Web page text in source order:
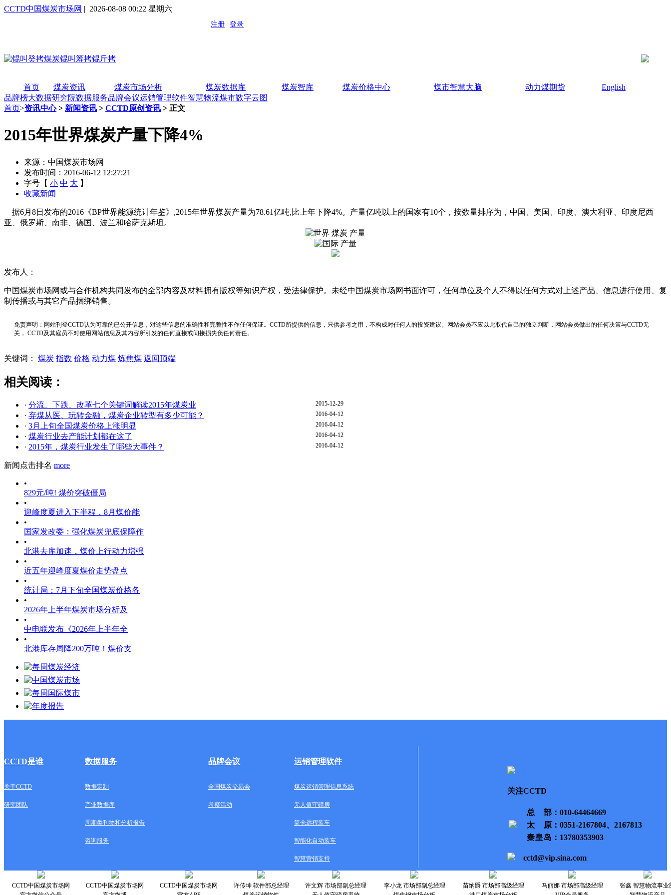
CCTD中国煤炭市场网 | 2026-08-08 00:22 星期六
首页 煤炭资讯 煤炭市场分析 煤炭数据库 煤炭智库 煤炭价格中心 煤市智慧大脑 动力煤期货
English
品牌榜大数据研究院数据服务品牌会议运销管理软件智慧物流煤市数字云图
首页>资讯中心> 新闻资讯 > CCTD原创资讯 > 正文
2015年世界煤炭产量下降4%
来源：中国煤炭市场网
发布时间：2016-06-12 12:27:21
字号【 小 中 大 】
收藏新闻
据6月8日发布的2016《BP世界能源统计年鉴》,2015年世界煤炭产量为78.61亿吨,比上年下降4%。产量亿吨以上的国家有10个，按数量排序为，中国、美国、印度、澳大利亚、印度尼西
亚、俄罗斯、南非、德国、波兰和哈萨克斯坦。
发布人：
中国煤炭市场网或与合作机构共同发布的全部内容及材料拥有版权等知识产权，受法律保护。未经中国煤炭市场网书面许可，任何单位及个人不得以任何方式对上述产品、信息进行使用、复
制传播或与其它产品捆绑销售。
免责声明：网站刊登CCTD认为可靠的已公开信息，对这些信息的准确性和完整性不作任何保证。CCTD所提供的信息，只供参考之用，不构成对任何人的投资建议。网站会员不应以此取代自己的独立判断，网站会员做出的任何决策与CCTD无
关， CCTD及其雇员不对使用网站信息及其内容所引发的任何直接或间接损失负任何责任。
关键词： 煤炭 指数 价格 动力煤 炼焦煤 返回顶端
相关阅读：
· 分流、下跌、改革七个关键词解读2015年煤炭业 2015-12-29
· 弃煤从医、玩转金融，煤炭企业转型有多少可能？ 2016-04-12
· 3月上旬全国煤炭价格上涨明显 2016-04-12
· 煤炭行业去产能计划都在这了 2016-04-12
· 2015年，煤炭行业发生了哪些大事件？ 2016-04-12
新闻点击排名 more
•
829元/吨! 煤价突破僵局
•
迎峰度夏进入下半程，8月煤价能
•
国家发改委：强化煤炭兜底保障作
•
北港去库加速，煤价上行动力增强
•
近五年迎峰度夏煤价走势盘点
•
统计局：7月下旬全国煤炭价格各
•
2026年上半年煤炭市场分析及
•
中电联发布《2026年上半年全
•
北港库存周降200万吨！煤价支
CCTD是谁 数据服务 品牌会议 运销管理软件
关于CCTD 数据定制 全国煤炭交易会 煤炭运销管理信息系统
研究团队 产业数据库 考察活动 无人值守磅房
周期类刊物和分析报告 筒仓远程装车
咨询服务 智能化自动装车
智慧营销支持
关注CCTD
总部 ：010-64464669
太原 ：0351-2167804、2167813
秦皇岛 ：13780353903
cctd@vip.sina.com
CCTD中国煤炭市场网
CCTD中国煤炭市场网
CCTD中国煤炭市场网
许传坤 软件部总经理
许文辉 市场部副总经理
李小龙 市场部副总经理
苗纳爵 市场部高级经理
马丽娜 市场部高级经理
张鑫 智慧物流事业